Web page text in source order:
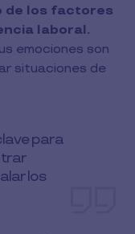
de los factores
laboral.
emociones son
situaciones de
para
los